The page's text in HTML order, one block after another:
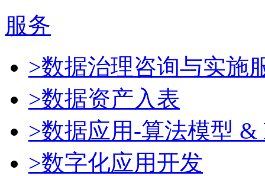
服务
>数据治理咨询与实施
>数据资产入表
>数据应用-算法模型 &
>数字化应用开发